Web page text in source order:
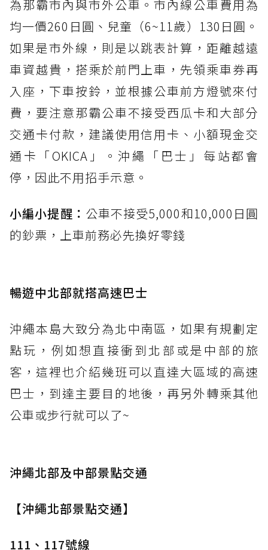
為那霸市內與市外公車。市內線公車費用為
均一價260日圓、兒童（6~11歲）130日圓。
如果是市外線，則是以跳表計算，距離越遠
車資越貴，搭乘於前門上車，先領乘車券再
入座，下車按鈴，並根據公車前方燈號來付
費，要注意那霸公車不接受西瓜卡和大部分
交通卡付款，建議使用信用卡、小額現金交
通卡「OKICA」。沖繩「巴士」每站都會
停，因此不用招手示意。
小編小提醒： 公車不接受5,000和10,000日圓
的鈔票，上車前務必先換好零錢
暢遊中北部就搭高速巴士
沖繩本島大致分為北中南區，如果有規劃定
點玩，例如想直接衝到北部或是中部的旅
客，這裡也介紹幾班可以直達大區域的高速
巴士，到達主要目的地後，再另外轉乘其他
公車或步行就可以了~
沖繩北部及中部景點交通
【沖繩北部景點交通】
111、117號線